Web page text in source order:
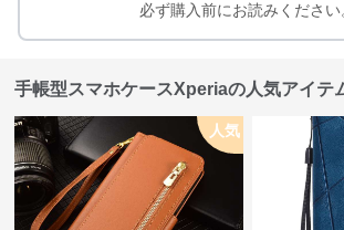
必ず購入前にお読みください
手帳型スマホケースXperiaの人気アイテ
人気